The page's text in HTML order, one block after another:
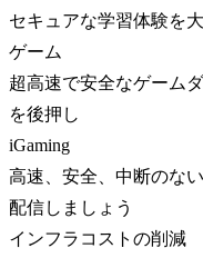
セキュアな学習体験を
ゲーム
超高速で安全なゲーム
を後押し
iGaming
高速、安全、中断のな
配信しましょう
インフラコストの削減